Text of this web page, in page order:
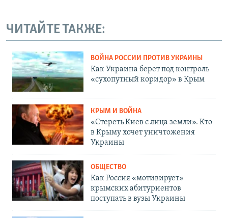
ЧИТАЙТЕ ТАКЖЕ:
ВОЙНА РОССИИ ПРОТИВ УКРАИНЫ
Как Украина берет под контроль
«сухопутный коридор» в Крым
КРЫМ И ВОЙНА
«Стереть Киев с лица земли». Кто
в Крыму хочет уничтожения
Украины
ОБЩЕСТВО
Как Россия «мотивирует»
крымских абитуриентов
поступать в вузы Украины